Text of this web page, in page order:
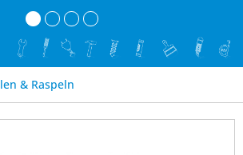
& Raspeln